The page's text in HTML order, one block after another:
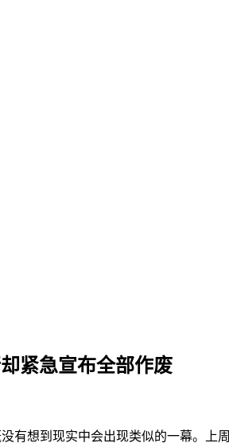
紧急宣布全部作废
有想到现实中会出现类似的一幕。